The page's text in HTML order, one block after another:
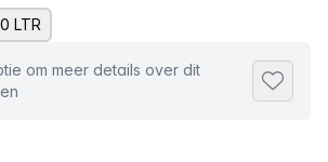
LTR
om meer details over dit